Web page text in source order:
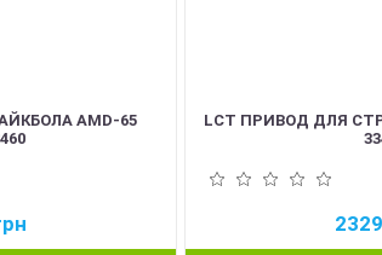
AMD-65
LCT ПРИВОД ДЛЯ